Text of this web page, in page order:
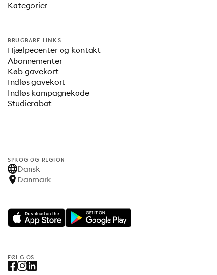
Kategorier
BRUGBARE LINKS
Hjælpecenter og kontakt
Abonnementer
Køb gavekort
Indløs gavekort
Indløs kampagnekode
Studierabat
SPROG OG REGION
Dansk
Danmark
FØLG OS